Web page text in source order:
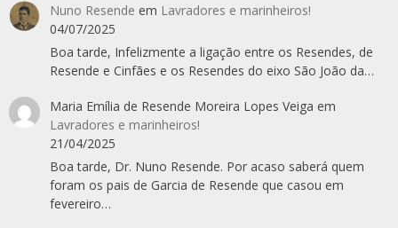
Nuno Resende em Lavradores e marinheiros!
04/07/2025
Boa tarde, Infelizmente a ligação entre os Resendes, de
Resende e Cinfães e os Resendes do eixo São João da…
Maria Emília de Resende Moreira Lopes Veiga em
Lavradores e marinheiros!
21/04/2025
Boa tarde, Dr. Nuno Resende. Por acaso saberá quem
foram os pais de Garcia de Resende que casou em
fevereiro…